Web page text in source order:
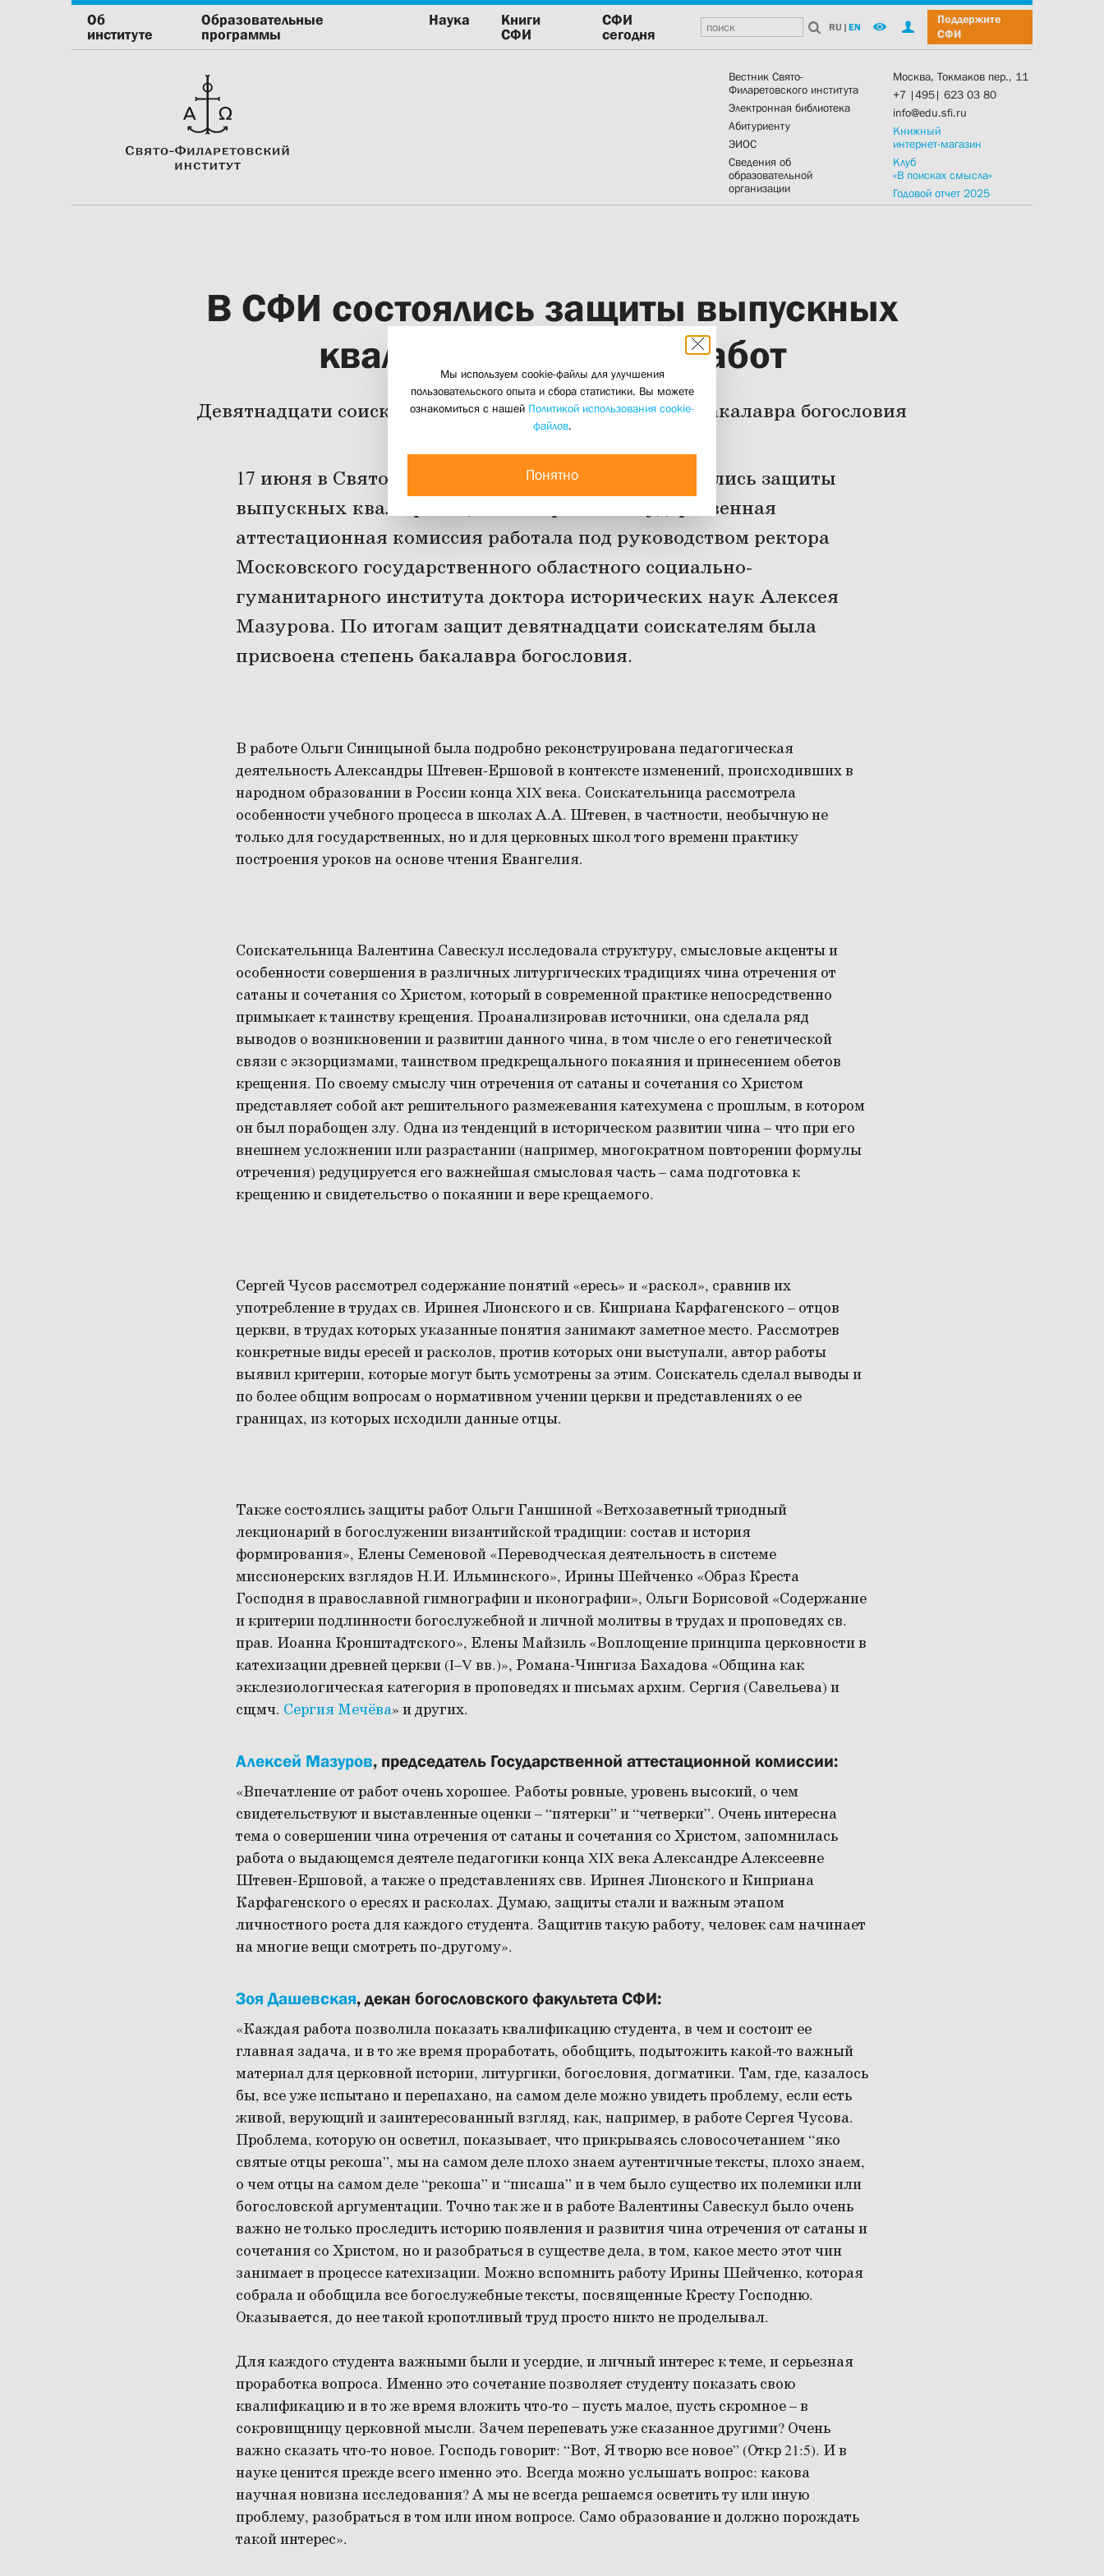
Об
институте
Образовательные
программы
Наука
Книги
СФИ
СФИ
сегодня
RU | EN
Поддержите
СФИ
Вестник Свято-
Филаретовского института
Электронная библиотека
Абитуриенту
ЭИОС
Сведения об
образовательной
организации
Москва, Токмаков пер., 11
+7 |495| 623 03 80
info@edu.sfi.ru
Книжный
интернет-магазин
Клуб
«В поисках смысла»
Годовой отчет 2025
В СФИ состоялись защиты выпускных
квалификационных работ
Девятнадцати соискателям была присвоена степень бакалавра богословия
20 июня 2014
17 июня в Свято-Филаретовском институте состоялись защиты
выпускных квалификационных работ. Государственная
аттестационная комиссия работала под руководством ректора
Московского государственного областного социально-
гуманитарного института доктора исторических наук Алексея
Мазурова. По итогам защит девятнадцати соискателям была
присвоена степень бакалавра богословия.
В работе Ольги Синицыной была подробно реконструирована педагогическая
деятельность Александры Штевен-Ершовой в контексте изменений, происходивших в
народном образовании в России конца XIX века. Соискательница рассмотрела
особенности учебного процесса в школах А.А. Штевен, в частности, необычную не
только для государственных, но и для церковных школ того времени практику
построения уроков на основе чтения Евангелия.
Соискательница Валентина Савескул исследовала структуру, смысловые акценты и
особенности совершения в различных литургических традициях чина отречения от
сатаны и сочетания со Христом, который в современной практике непосредственно
примыкает к таинству крещения. Проанализировав источники, она сделала ряд
выводов о возникновении и развитии данного чина, в том числе о его генетической
связи с экзорцизмами, таинством предкрещального покаяния и принесением обетов
крещения. По своему смыслу чин отречения от сатаны и сочетания со Христом
представляет собой акт решительного размежевания катехумена с прошлым, в котором
он был порабощен злу. Одна из тенденций в историческом развитии чина – что при его
внешнем усложнении или разрастании (например, многократном повторении формулы
отречения) редуцируется его важнейшая смысловая часть – сама подготовка к
крещению и свидетельство о покаянии и вере крещаемого.
Сергей Чусов рассмотрел содержание понятий «ересь» и «раскол», сравнив их
употребление в трудах св. Иринея Лионского и св. Киприана Карфагенского – отцов
церкви, в трудах которых указанные понятия занимают заметное место. Рассмотрев
конкретные виды ересей и расколов, против которых они выступали, автор работы
выявил критерии, которые могут быть усмотрены за этим. Соискатель сделал выводы и
по более общим вопросам о нормативном учении церкви и представлениях о ее
границах, из которых исходили данные отцы.
Также состоялись защиты работ Ольги Ганшиной «Ветхозаветный триодный
лекционарий в богослужении византийской традиции: состав и история
формирования», Елены Семеновой «Переводческая деятельность в системе
миссионерских взглядов Н.И. Ильминского», Ирины Шейченко «Образ Креста
Господня в православной гимнографии и иконографии», Ольги Борисовой «Содержание
и критерии подлинности богослужебной и личной молитвы в трудах и проповедях св.
прав. Иоанна Кронштадтского», Елены Майзиль «Воплощение принципа церковности в
катехизации древней церкви (I–V вв.)», Романа-Чингиза Бахадова «Община как
экклезиологическая категория в проповедях и письмах архим. Сергия (Савельева) и
сщмч. Сергия Мечёва» и других.
Алексей Мазуров, председатель Государственной аттестационной комиссии:
«Впечатление от работ очень хорошее. Работы ровные, уровень высокий, о чем
свидетельствуют и выставленные оценки – “пятерки” и “четверки”. Очень интересна
тема о совершении чина отречения от сатаны и сочетания со Христом, запомнилась
работа о выдающемся деятеле педагогики конца XIX века Александре Алексеевне
Штевен-Ершовой, а также о представлениях свв. Иринея Лионского и Киприана
Карфагенского о ересях и расколах. Думаю, защиты стали и важным этапом
личностного роста для каждого студента. Защитив такую работу, человек сам начинает
на многие вещи смотреть по-другому».
Зоя Дашевская, декан богословского факультета СФИ:
«Каждая работа позволила показать квалификацию студента, в чем и состоит ее
главная задача, и в то же время проработать, обобщить, подытожить какой-то важный
материал для церковной истории, литургики, богословия, догматики. Там, где, казалось
бы, все уже испытано и перепахано, на самом деле можно увидеть проблему, если есть
живой, верующий и заинтересованный взгляд, как, например, в работе Сергея Чусова.
Проблема, которую он осветил, показывает, что прикрываясь словосочетанием “яко
святые отцы рекоша”, мы на самом деле плохо знаем аутентичные тексты, плохо знаем,
о чем отцы на самом деле “рекоша” и “писаша” и в чем было существо их полемики или
богословской аргументации. Точно так же и в работе Валентины Савескул было очень
важно не только проследить историю появления и развития чина отречения от сатаны и
сочетания со Христом, но и разобраться в существе дела, в том, какое место этот чин
занимает в процессе катехизации. Можно вспомнить работу Ирины Шейченко, которая
собрала и обобщила все богослужебные тексты, посвященные Кресту Господню.
Оказывается, до нее такой кропотливый труд просто никто не проделывал.
Для каждого студента важными были и усердие, и личный интерес к теме, и серьезная
проработка вопроса. Именно это сочетание позволяет студенту показать свою
квалификацию и в то же время вложить что-то – пусть малое, пусть скромное – в
сокровищницу церковной мысли. Зачем перепевать уже сказанное другими? Очень
важно сказать что-то новое. Господь говорит: “Вот, Я творю все новое” (Откр 21:5). И в
науке ценится прежде всего именно это. Всегда можно услышать вопрос: какова
научная новизна исследования? А мы не всегда решаемся осветить ту или иную
проблему, разобраться в том или ином вопросе. Само образование и должно порождать
такой интерес».
Мы используем cookie-файлы для улучшения
пользовательского опыта и сбора статистики. Вы можете
ознакомиться с нашей Политикой использования cookie-
файлов.
Понятно